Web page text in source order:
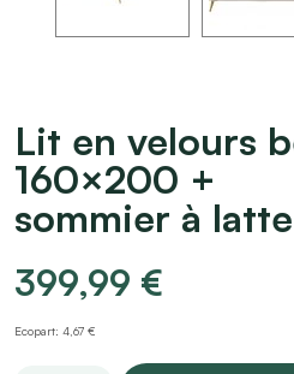
Lit en velours
160×200 +
sommier à latte
399,99 €
Ecopart: 4,67 €